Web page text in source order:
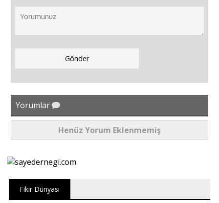
Yorumlar
Henüz Yorum Eklenmemiş
Fikir Dünyası